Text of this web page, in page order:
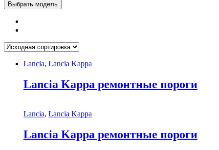
Выбрать модель
Lancia, Lancia Kappa
Lancia Kappa ремонтные пороги
Lancia, Lancia Kappa
Lancia Kappa ремонтные пороги